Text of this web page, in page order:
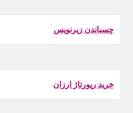
چسباندن زيرنويس
خرید رپورتاژ ارزان